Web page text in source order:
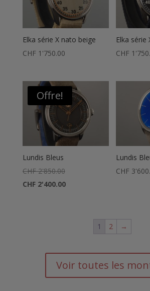
Elka série X nato beige
CHF1'750.00
Elka série
CHF
Offre!
Lundis Bleus
CHF2'850.00Le
prix
CHF 2'850.00.
CHF2'400.00Le
CHF 2'400.00.
Lundis
CHF
1 2 →
Voir toutes les